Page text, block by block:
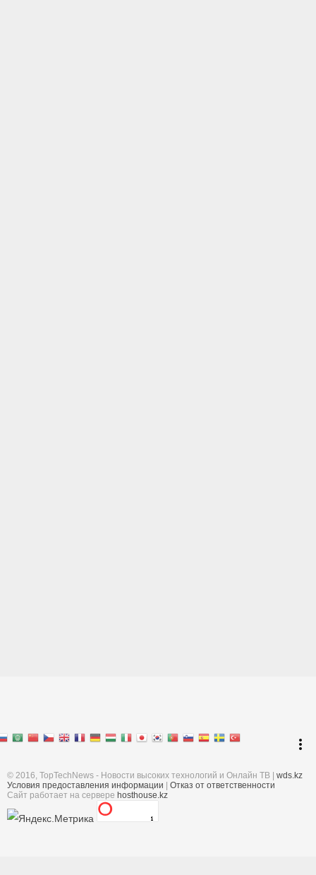
more_vert
© 2016, TopTechNews - Новости высоких технологий и Онлайн ТВ | wds.kz
Условия предоставления информации
Отказ от ответственности
Cайт работает на сервере hosthouse.kz